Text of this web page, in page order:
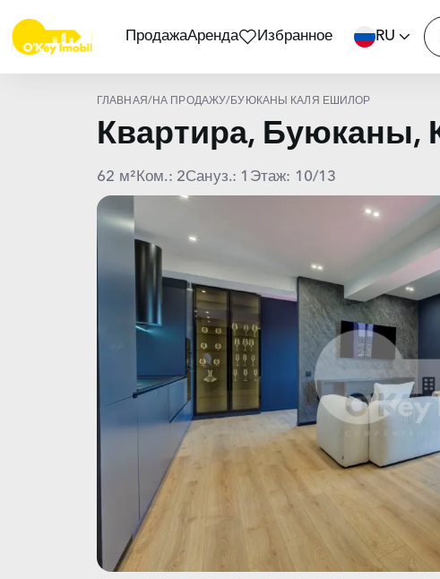
ПродажаАренда Избранное RU
ГЛАВНАЯ/ НА ПРОДАЖУ/ БУЮКАНЫ КАЛЯ ЕШИЛОР
Квартира,
62 м² Ком.: 2Сануз.: 1 Этаж: 10/13